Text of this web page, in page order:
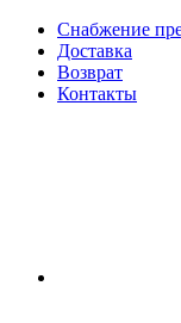
Снабжение
Доставка
Возврат
Контакты